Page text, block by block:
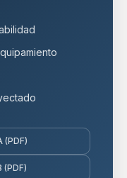
(PDF)
(PDF)